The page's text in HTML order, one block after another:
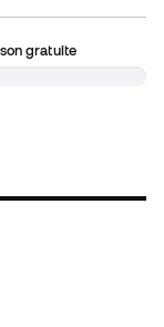
gratuite